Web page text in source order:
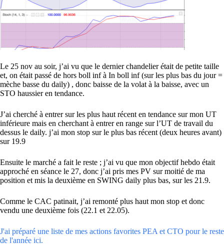
Le 25 nov au soir, j’ai vu que le dernier chandelier était de petite taille
et, on était passé de hors boll inf à In boll inf (sur les plus bas du jour =
mèche basse du daily) , donc baisse de la volat à la baisse, avec un
STO haussier en tendance.
J’ai cherché à entrer sur les plus haut récent en tendance sur mon UT
inférieure mais en cherchant à entrer en range sur l’UT de travail du
dessus le daily. j’ai mon stop sur le plus bas récent (deux heures avant)
sur 19.9
Ensuite le marché a fait le reste ; j’ai vu que mon objectif hebdo était
approché en séance le 27, donc j’ai pris mes PV sur moitié de ma
position et mis la deuxième en SWING daily plus bas, sur les 21.9.
Comme le CAC patinait, j’ai remonté plus haut mon stop et donc
vendu une deuxième fois (22.1 et 22.05).
J'ai préparé une liste de mes actions favorites PEA et CTO pour le reste
de l'année ici.